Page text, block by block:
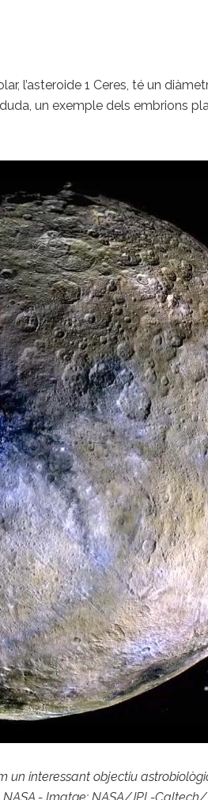
l’asteroide 1 Ceres, té un
un exemple dels embrions
un interessant objectiu